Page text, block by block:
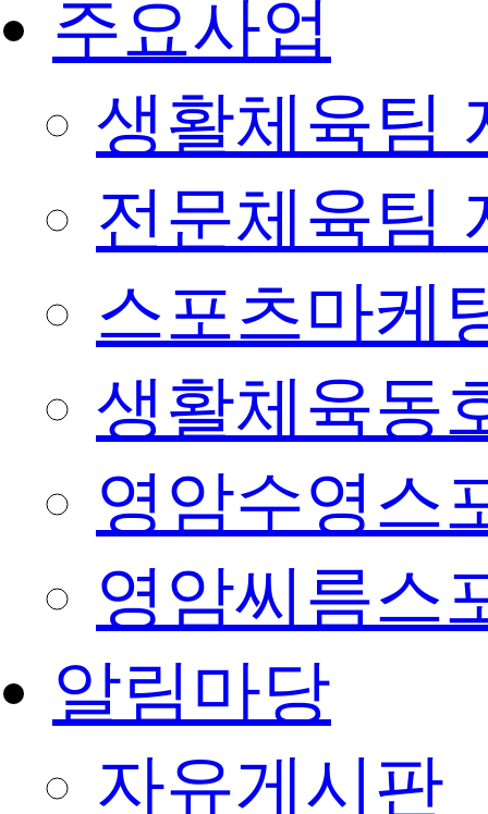
주요사업
생활체육팀
전문체육팀
스포츠마케
생활체육동
영암수영스
영암씨름스
알림마당
자유게시판